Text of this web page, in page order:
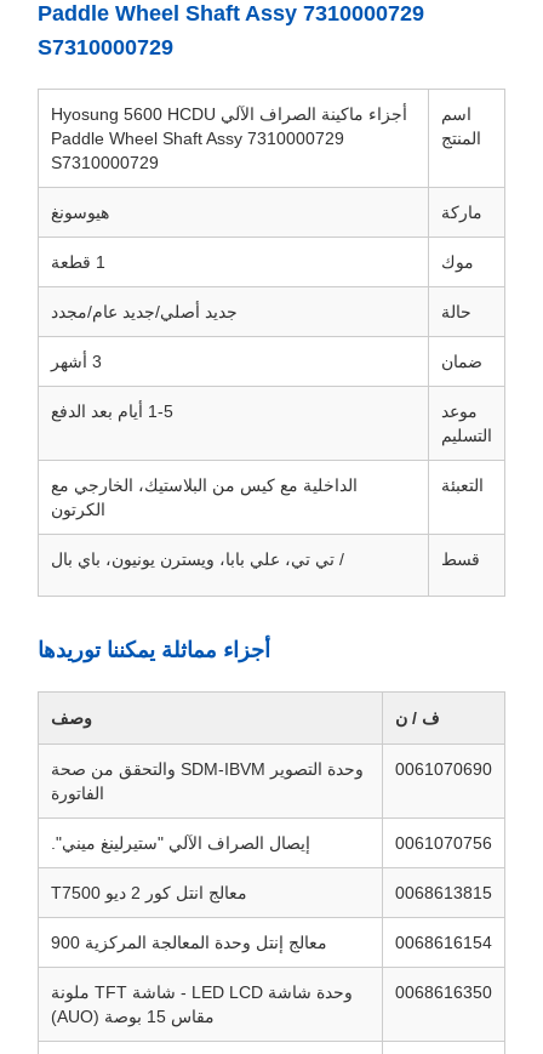
Paddle Wheel Shaft Assy 7310000729
S7310000729
اسم
المنتج
أجزاء ماكينة الصراف الآلي Hyosung 5600 HCDU
Paddle Wheel Shaft Assy 7310000729
S7310000729
ماركة هيوسونغ
موك 1 قطعة
حالة جديد أصلي/جديد عام/مجدد
ضمان 3 أشهر
موعد
التسليم
1-5 أيام بعد الدفع
التعبئة
الداخلية مع كيس من البلاستيك، الخارجي مع
الكرتون
قسط / تي تي، علي بابا، ويسترن يونيون، باي بال
أجزاء مماثلة يمكننا توريدها
ف / ن وصف
0061070690
وحدة التصوير SDM-IBVM والتحقق من صحة
الفاتورة
0061070756 إيصال الصراف الآلي "ستيرلينغ ميني".
0068613815 معالج انتل كور 2 ديو T7500
0068616154 معالج إنتل وحدة المعالجة المركزية 900
0068616350
وحدة شاشة LED LCD - شاشة TFT ملونة
مقاس 15 بوصة (AUO)